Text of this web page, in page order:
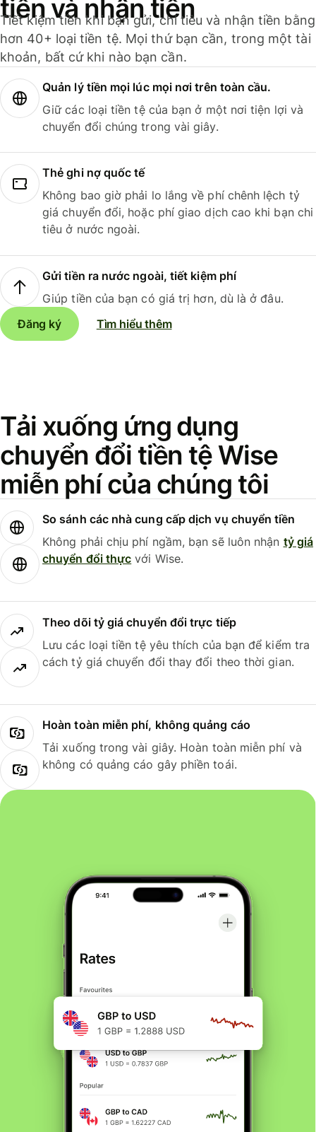
tiền và nhận tiền
Tiết kiệm tiền khi bạn gửi, chi tiêu và nhận tiền bằng
hơn 40+ loại tiền tệ. Mọi thứ bạn cần, trong một tài
khoản, bất cứ khi nào bạn cần.
Quản lý tiền mọi lúc mọi nơi trên toàn cầu.
Giữ các loại tiền tệ của bạn ở một nơi tiện lợi và
chuyển đổi chúng trong vài giây.
Thẻ ghi nợ quốc tế
Không bao giờ phải lo lắng về phí chênh lệch tỷ
giá chuyển đổi, hoặc phí giao dịch cao khi bạn chi
tiêu ở nước ngoài.
Gửi tiền ra nước ngoài, tiết kiệm phí
Giúp tiền của bạn có giá trị hơn, dù là ở đâu.
Đăng ký
Tìm hiểu thêm
Tải xuống ứng dụng
chuyển đổi tiền tệ Wise
miễn phí của chúng tôi
So sánh các nhà cung cấp dịch vụ chuyển tiền
Không phải chịu phí ngầm, bạn sẽ luôn nhận tỷ giá
chuyển đổi thực với Wise.
Theo dõi tỷ giá chuyển đổi trực tiếp
Lưu các loại tiền tệ yêu thích của bạn để kiểm tra
cách tỷ giá chuyển đổi thay đổi theo thời gian.
Hoàn toàn miễn phí, không quảng cáo
Tải xuống trong vài giây. Hoàn toàn miễn phí và
không có quảng cáo gây phiền toái.